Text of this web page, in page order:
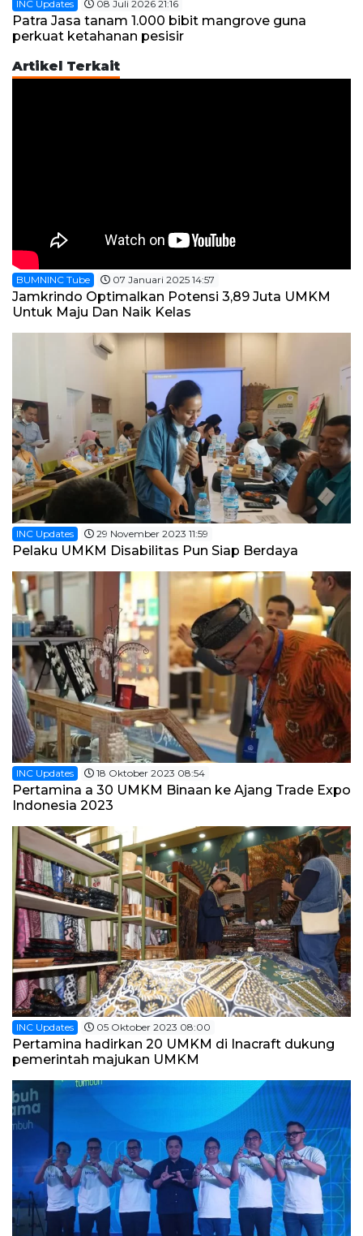
INC Updates 08 Juli 2026 21:16
Patra Jasa tanam 1.000 bibit mangrove guna
perkuat ketahanan pesisir
Artikel Terkait
BUMNINC Tube 07 Januari 2025 14:57
Jamkrindo Optimalkan Potensi 3,89 Juta UMKM
Untuk Maju Dan Naik Kelas
INC Updates 29 November 2023 11:59
Pelaku UMKM Disabilitas Pun Siap Berdaya
INC Updates 18 Oktober 2023 08:54
Pertamina a 30 UMKM Binaan ke Ajang Trade Expo
Indonesia 2023
INC Updates 05 Oktober 2023 08:00
Pertamina hadirkan 20 UMKM di Inacraft dukung
pemerintah majukan UMKM